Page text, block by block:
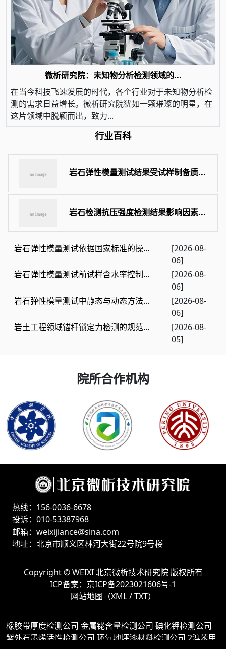
微析研究院：未知物分析检测领域的...
在当今科技飞速发展的时代，各个行业对于未知物分析检
测的需求日益增长。微析研究院犹如一颗璀璨的明星，在
这片领域中脱颖而出，致力...
行业百科
岩石弹性模量测试结果受试样制备质...
岩石检测抗压强度检测结果影响因素...
岩石弹性模量测试依据国家标准的操...
[2026-08-
06]
岩石弹性模量测试前试样含水率控制...
[2026-08-
06]
岩石弹性模量测试中静态与动态方法...
[2026-08-
06]
岩土工程领域锚杆锁定力检测的规范...
[2026-08-
05]
院所合作机构
热线：156-0036-6678
投诉：010-53387968
邮箱：weixijiance@sina.com
地址：北京市顺义区林河大街22号院9号楼
Copyright ©WEIXI 北京微析技术研究院版权所有
ICP备案： 京ICP备2023021606号-1
网站地图（XML/TXT）
橡胶带厚度检测公司 金属铑含量检测公司 碘化钾检测公司
紫外石墨烯活性检测公司 环氧地坪漆材料检测公司 2溴苯甲